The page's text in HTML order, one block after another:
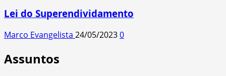
Lei do Superendividamento
Marco Evangelista 24/05/20230
Assuntos